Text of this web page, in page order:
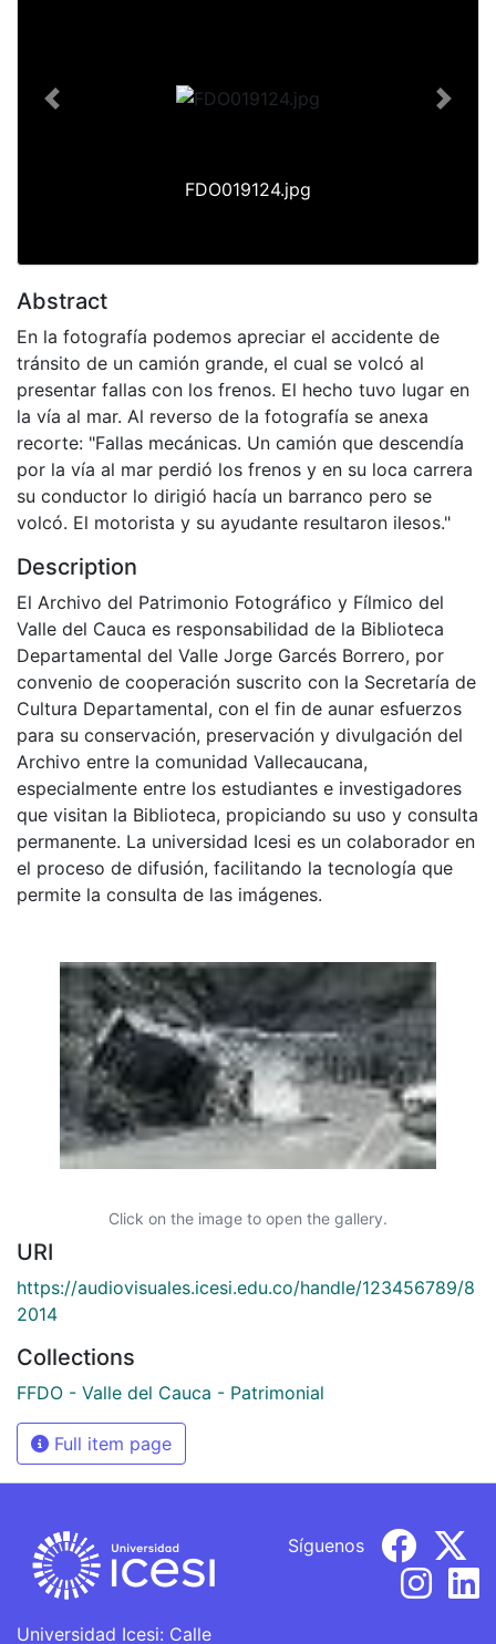
FDO019124.jpg
Previous Next
Abstract
En la fotografía podemos apreciar el accidente de
tránsito de un camión grande, el cual se volcó al
presentar fallas con los frenos. El hecho tuvo lugar en
la vía al mar. Al reverso de la fotografía se anexa
recorte: "Fallas mecánicas. Un camión que descendía
por la vía al mar perdió los frenos y en su loca carrera
su conductor lo dirigió hacía un barranco pero se
volcó. El motorista y su ayudante resultaron ilesos."
Description
El Archivo del Patrimonio Fotográfico y Fílmico del
Valle del Cauca es responsabilidad de la Biblioteca
Departamental del Valle Jorge Garcés Borrero, por
convenio de cooperación suscrito con la Secretaría de
Cultura Departamental, con el fin de aunar esfuerzos
para su conservación, preservación y divulgación del
Archivo entre la comunidad Vallecaucana,
especialmente entre los estudiantes e investigadores
que visitan la Biblioteca, propiciando su uso y consulta
permanente. La universidad Icesi es un colaborador en
el proceso de difusión, facilitando la tecnología que
permite la consulta de las imágenes.
Click on the image to open the gallery.
URI
https://audiovisuales.icesi.edu.co/handle/123456789/8
2014
Collections
FFDO - Valle del Cauca - Patrimonial
Full item page
Universidad Icesi: Calle
Síguenos